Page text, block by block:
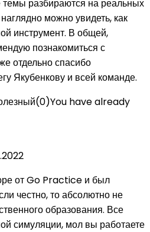
темы разбираются на реальных
можно увидеть, как
инструмент. В общей,
познакомиться с
отдельно спасибо
Якубенкову и всей команде.
(0)You have already
от Go Practice и был
честно, то абсолютно не
образования. Все
симуляции, мол вы работаете